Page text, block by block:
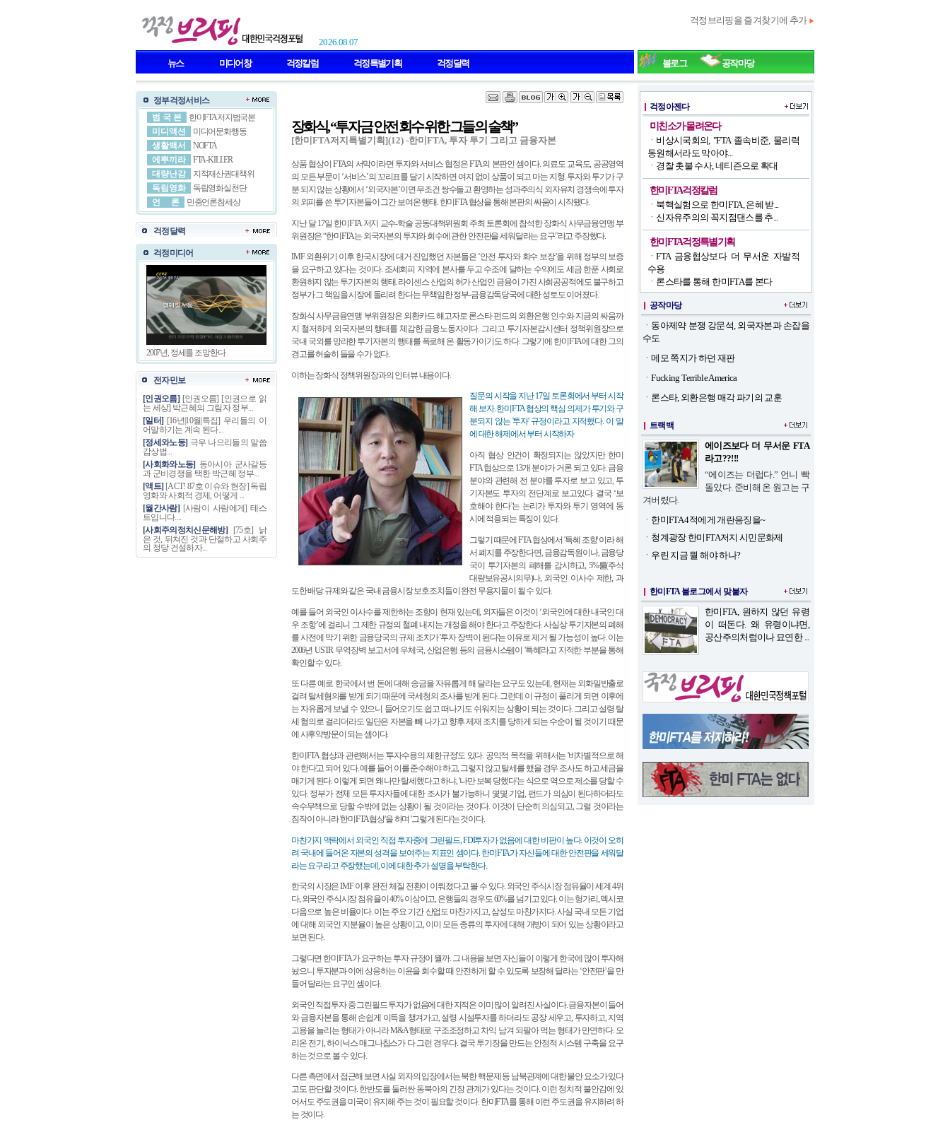
2026.08.07
걱정브리핑을 즐겨찾기에 추가 ▶
뉴스 미디어창 걱정칼럼 걱정특별기획 걱정달력 블로그 공작마당
장화식, “투자금 안전 회수 위한 그들의 술책”
[한미FTA저지특별기획](12) -한미FTA, 투자 투기 그리고 금융자본
상품 협상이 FTA의 서막이라면 투자와 서비스 협정은 FTA의 본판인 셈이다. 의료도 교육도, 공공영역
의 모든 부문이 ‘서비스’의 꼬리표를 달기 시작하면 여지 없이 상품이 되고 마는 지형. 투자와 투기가 구
분 되지 않는 상황에서 ‘외국자본’이면 무조건 쌍수들고 환영하는 성과주의식 외자유치 경쟁속에 투자
의 외피를 쓴 투기자본들이 그간 보여온 행태. 한미FTA 협상을 통해 본판의 싸움이 시작됐다.
지난 달 17일 한미FTA 저지 교수-학술 공동대책위원회 주최 토론회에 참석한 장화식 사무금융연맹 부
위원장은 “한미FTA는 외국자본의 투자와 회수에 관한 안전판을 세워달라는 요구”라고 주장했다.
IMF 외환위기 이후 한국시장에 대거 진입했던 자본들은 ‘안전 투자와 회수 보장’을 위해 정부의 보증
을 요구하고 있다는 것이다. 조세회피 지역에 본사를 두고 수조에 달하는 수익에도 세금 한푼 사회로
환원하지 않는 투기자본의 행태. 라이센스 산업의 허가 산업인 금융이 가진 사회공공적에도 불구하고
정부가 그 책임을 시장에 돌리려 한다는 무책임한 정부-금융감독당국에 대한 성토도 이어졌다.
장화식 사무금융연맹 부위원장은 외환카드 해고자로 론스타 펀드의 외환은행 인수와 지금의 싸움까
지 철저하게 외국자본의 행태를 체감한 금융노동자이다. 그리고 투기자본감시센터 정책위원장으로
국내 국외를 망라한 투기자본의 행태를 폭로해 온 활동가이기도 하다. 그렇기에 한미FTA에 대한 그의
경고를 허술히 들을 수가 없다.
이하는 장화식 정책위원장과의 인터뷰 내용이다.
질문의 시작을 지난 17일 토론회에서 부터 시작
해 보자. 한미FTA 협상의 핵심 의제가 투기와 구
분되지 않는 '투자' 규정이라고 지적했다. 이 말
에 대한 해제에서 부터 시작하자
아직 협상 안건이 확정되지는 않았지만 한미
FTA 협상으로 13개 분야가 거론 되고 있다. 금융
분야와 관련해 전 분야를 투자로 보고 있고, 투
기자본도 투자의 전단계로 보고있다. 결국 ‘보
호해야 한다’는 논리가 투자와 투기 영역에 동
시에 적용되는 특징이 있다.
그렇기 때문에 FTA 협상에서 '특혜 조항' 이라 해
서 폐지를 주장한다면, 금융감독원이나, 금융당
국이 투기자본의 폐해를 감시하고, 5%룰(주식
대량보유공시의무)나, 외국인 이사수 제한, 과
도한 배당 규제와 같은 국내 금융시장 보호조치들이 완전 무용지물이 될 수 있다.
예를 들어 외국인 이사수를 제한하는 조항이 현재 있는데, 외자들은 이것이 ‘외국인에 대한 내국인 대
우 조항’에 걸리니 그 제한 규정의 철폐 내지는 개정을 해야 한다고 주장한다. 사실상 투기자본의 폐해
를 사전에 막기 위한 금융당국의 규제 조치가 '투자 장벽이 된다'는 이유로 제거 될 가능성이 높다. 이는
2006년 USTR 무역장벽 보고서에 우체국, 산업은행 등의 금융시스템이 '특혜'라고 지적한 부분을 통해
확인할 수 있다.
또 다른 예로 한국에서 번 돈에 대해 송금을 자유롭게 해 달라는 요구도 있는데, 현재는 외화밀반출로
걸려 탈세혐의를 받게 되기 때문에 국세청의 조사를 받게 된다. 그런데 이 규정이 풀리게 되면 이후에
는 자유롭게 보낼 수 있으니 들어오기도 쉽고 떠나기도 쉬워지는 상황이 되는 것이다. 그리고 설령 탈
세 혐의로 걸리더라도 일단은 자본을 빼 나가고 향후 제재 조치를 당하게 되는 수순이 될 것이기 때문
에 사후약방문이 되는 셈이다.
한미FTA 협상과 관련해서는 '투자수용의 제한규정'도 있다. 공익적 목적을 위해서는 '비차별적으로 해
야 한다'고 되어 있다. 예를 들어 이를 준수해야 하고, 그렇지 않고 탈세를 했을 경우 조사도 하고 세금을
매기게 된다. 이렇게 되면 왜 나만 탈세했다고 하냐, '나만 보복 당했다'는 식으로 역으로 제소를 당할 수
있다. 정부가 전체 모든 투자자들에 대한 조사가 불가능하니 몇몇 기업, 펀드가 의심이 된다하더라도
속수무책으로 당할 수밖에 없는 상황이 될 것이라는 것이다. 이것이 단순히 의심되고, 그럴 것이라는
짐작이 아니라 '한미FTA 협상'을 하며 '그렇게 된다'는 것이다.
마찬가지 맥락에서 외국인 직접 투자중에 그린필드, FDI투자가 없음에 대한 비판이 높다. 이것이 오히
려 국내에 들어온 자본의 성격을 보여주는 지표인 셈이다. 한미FTA가 자신들에 대한 안전판을 세워달
라는 요구라고 주장했는데, 이에 대한 추가 설명을 부탁한다.
한국의 시장은 IMF 이후 완전 체질 전환이 이뤄졌다고 볼 수 있다. 외국인 주식시장 점유율이 세계 4위
다, 외국인 주식시장 점유율이 40% 이상이고, 은행들의 경우도 60%를 넘기고 있다. 이는 헝가리, 멕시코
다음으로 높은 비율이다. 이는 주요 기간 산업도 마찬가지고, 삼성도 마찬가지다. 사실 국내 모든 기업
에 대해 외국인 지분율이 높은 상황이고, 이미 모든 종류의 투자에 대해 개방이 되어 있는 상황이라고
보면 된다.
그렇다면 한미FTA가 요구하는 투자 규정이 뭘까. 그 내용을 보면 자신들이 이렇게 한국에 많이 투자해
놨으니 투자분과 이에 상응하는 이윤을 회수할 때 안전하게 할 수 있도록 보장해 달라는 ‘안전판’을 만
들어 달라는 요구인 셈이다.
외국인 직접투자 중 그린필드 투자가 없음에 대한 지적은 이미 많이 알려진 사실이다. 금융자본이 들어
와 금융자본을 통해 손쉽게 이득을 챙겨가고, 설령 시설투자를 하더라도 공장 세우고, 투자하고, 지역
고용을 늘리는 형태가 아니라 M&A형태로 구조조정하고 차익 남겨 되팔아 먹는 형태가 만연하다. 오
리온 전기, 하이닉스 매그나칩스가 다 그런 경우다. 결국 투기장을 만드는 안정적 시스템 구축을 요구
하는 것으로 볼 수 있다.
다른 측면에서 접근해 보면 사실 외자의 입장에서는 북한 핵문제 등 남북관계에 대한 불안 요소가 있다
고도 판단할 것이다. 한반도를 둘러싼 동북아의 긴장 관계가 있다는 것이다. 이런 정치적 불안감에 있
어서도 주도권을 미국이 유지해 주는 것이 필요할 것이다. 한미FTA를 통해 이런 주도권을 유지하려 하
는 것이다.
정부걱정서비스
범 국 본
한미FTA저지범국본
미디액션
미디어문화행동
생활백서
NOFTA
에뿌끼라
FTA-KILLER
대량난감
지적재산권대책위
독립영화
독립영화실천단
언 론
민중언론참세상
걱정달력
걱정미디어
2007년, 정세를 조망한다
전자민보
[인권오름]
[인권오름] [인권으로 읽
는 세상] 박근혜의 그림자 정부...
[일터]
[16년|10월|특집] 우리들의 이
어말하기는 계속 된다...
[정세와노동] 극우 나으리들의 말씀
감상법...
[사회화와노동]
동아시아 군사갈등
과 군비경쟁을 택한 박근혜 정부...
[액트]
[ACT! 87호 이슈와 현장] 독립
영화와 사회적 경제, 어떻게 ...
[월간사람]
[사람이 사람에게] 테스
트입니다....
[사회주의정치신문해방]
[75호] 낡
은 것, 뒤쳐진 것과 단절하고 사회주
의 정당 건설하자...
걱정아젠다
미친소가 몰려온다
ㆍ 비상시국회의, "FTA 졸속비준, 물리력
동원해서라도 막아야...
ㆍ 경찰 촛불 수사, 네티즌으로 확대
한미FTA걱정칼럼
ㆍ 북핵실험으로 한미FTA, 은혜 받...
ㆍ신자유주의의 꼭지점댄스를 추...
한미FTA걱정특별기획
ㆍFTA 금융협상보다 더 무서운 자발적
수용
ㆍ 론스타를 통해 한미FTA를 본다
공작마당
ㆍ 동아제약 분쟁 강문석, 외국자본과 손잡을
수도
ㆍ메모 쪽지가 하던 재판
ㆍFucking Terrible America
ㆍ 론스타, 외환은행 매각 파기의 교훈
트랙백
에이즈보다 더 무서운 FTA
라고??!!!
“에이즈는 더럽다.” 언니 빡
돌았다. 준비해 온 원고는 구
겨버렸다.
ㆍ 한미FTA 4적에게 개란응징을~
ㆍ 청계광장 한미FTA저지 시민문화제
ㆍ 우린 지금 뭘 해야 하나?
한미FTA 블로그에서 맞붙자
한미FTA, 원하지 않던 유령
이 떠돈다. 왜 유령이냐면,
공산주의처럼이나 묘연한 ...